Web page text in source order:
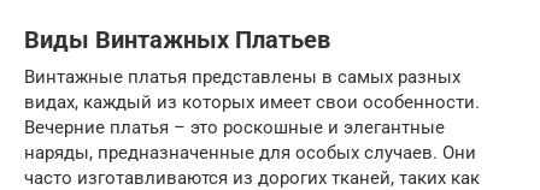
Виды Винтажных Платьев
Винтажные платья представлены в самых разных
видах, каждый из которых имеет свои особенности.
Вечерние платья – это роскошные и элегантные
наряды, предназначенные для особых случаев. Они
часто изготавливаются из дорогих тканей, таких как